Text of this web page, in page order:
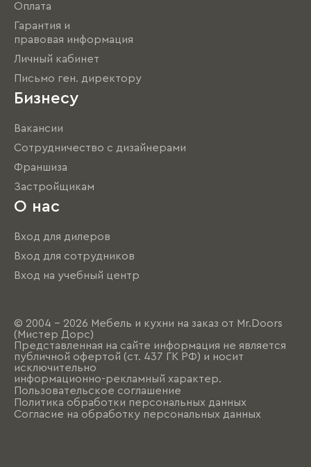
Оплата
Гарантия и
правовая информация
Личный кабинет
Письмо ген. директору
Бизнесу
Вакансии
Сотрудничество с дизайнерами
Франшиза
Застройщикам
О нас
Вход для дилеров
Вход для сотрудников
Вход на учебный центр
© 2004 - 2026 Мебель и кухни на заказ от Mr.Doors
(Мистер Дорс)
Представленная на сайте информация не является
публичной офертой (ст. 437 ГК РФ) и носит
исключительно
информационно-рекламный характер.
Пользовательское соглашение
Политика обработки персональных данных
Согласие на обработку персональных данных